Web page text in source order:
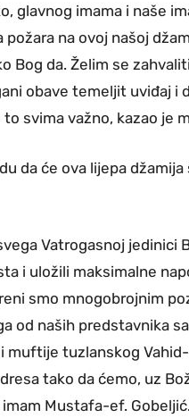
glavnog imama i naše
na ovoj našoj
Bog da. Želim se
obave temeljit uviđaj i
svima važno, kazao je
da će ova lijepa
Vatrogasnoj jedinici
i uložili maksimalne
smo mnogobrojnim
od naših predstavnika
muftije tuzlanskog
tako da ćemo, uz
Mustafa-ef.